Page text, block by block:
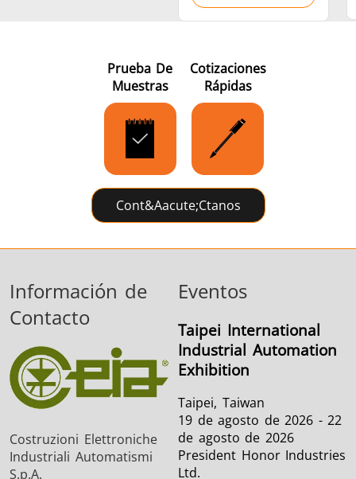
Prueba De
Muestras
Cotizaciones
Rápidas
Cont&aacute;ctanos
Información de
Contacto
Costruzioni Elettroniche
Industriali Automatismi
S.p.A.
Eventos
Taipei International
Industrial Automation
Exhibition
Taipei, Taiwan
19 de agosto de 2026 - 22
de agosto de 2026
President Honor Industries
Ltd.